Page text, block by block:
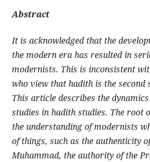
Abstract
It is acknowledged that the
the modern era has resulted in
modernists. This is inconsistent
who view that hadith is the second
This article describes the
studies in hadith studies. The root
the understanding of modernists
of things, such as the authenticity
Muhammad, the authority of the